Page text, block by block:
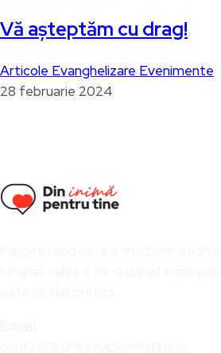
Vă așteptăm cu drag!
Articole Evanghelizare Evenimente
28 februarie 2024